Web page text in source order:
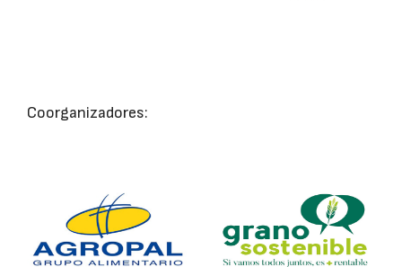
Coorganizadores: